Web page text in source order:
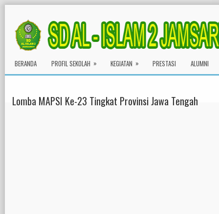
BERANDA PROFIL SEKOLAH » KEGIATAN » PRESTASI ALUMNI
Lomba MAPSI Ke-23 Tingkat Provinsi Jawa Tengah